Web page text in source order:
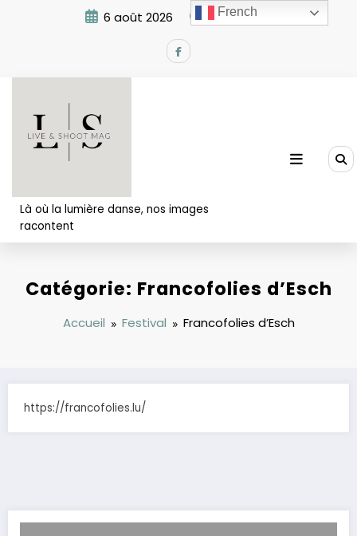
6 août 2026 1:50:35 AM
Là où la lumière danse, nos images
racontent
Catégorie: Francofolies d’Esch
Accueil Festival Francofolies d’Esch
https://francofolies.lu/
French